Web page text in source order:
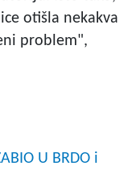
otišla nekakva
problem",
U BRDO i